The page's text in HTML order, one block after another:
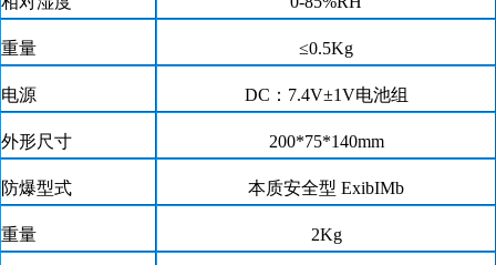
重量 ≤0.5Kg
电源 DC：7.4V±1V电池组
外形尺寸 200*75*140mm
防爆型式 本质安全型 ExibIMb
重量 2Kg